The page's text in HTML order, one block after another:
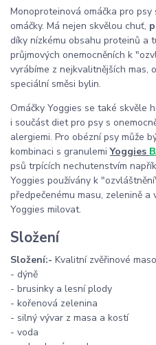
Monoproteinová omáčka pro
omáčky. Má nejen skvělou chuť,
díky nízkému obsahu proteinů a
průjmových onemocněních k
vyrábíme z nejkvalitnějších mas,
speciální směsi bylin.
Omáčky Yoggies se také skvěle
i součást diet pro psy s
alergiemi. Pro obézní psy může
kombinaci s granulemiYoggies
psů trpících nechutenstvím
Yoggies používány k
předpečenému masu, zelenině a
Yoggies milovat.
Složení
Složení:- Kvalitní zvěřinové
- dýně
- brusinky a lesní plody
- kořenová zelenina
- silný vývar z masa a kostí
- voda